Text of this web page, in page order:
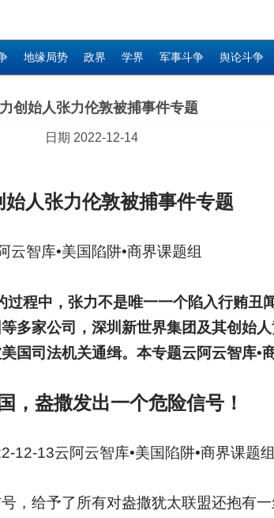
地缘局势 政界 学界 军事斗争 舆论斗争
创始人张力伦敦被捕事件专题
日期 2022-12-14
始人张力伦敦被捕事件专题
云智库•美国陷阱•商界课题组
程中，张力不是唯一一个陷入行贿丑
多家公司，深圳新世界集团及其创始
国司法机关通缉。本专题云阿云智库•
，盎撒发出一个危险信号！
12-13云阿云智库•美国陷阱•商界课题组
，给予了所有对盎撒犹太联盟还抱有一